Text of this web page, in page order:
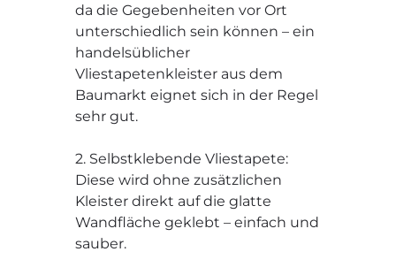
da die Gegebenheiten vor Ort
unterschiedlich sein können – ein
handelsüblicher
Vliestapetenkleister aus dem
Baumarkt eignet sich in der Regel
sehr gut.
2. Selbstklebende Vliestapete:
Diese wird ohne zusätzlichen
Kleister direkt auf die glatte
Wandfläche geklebt – einfach und
sauber.